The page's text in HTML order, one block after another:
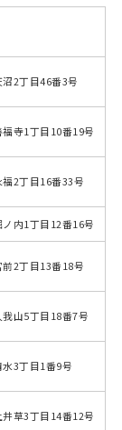
2丁目46番3号
寺1丁目10番19号
2丁目16番33号
内1丁目12番16号
2丁目13番18号
山5丁目18番7号
3丁目1番9号
草3丁目14番12号